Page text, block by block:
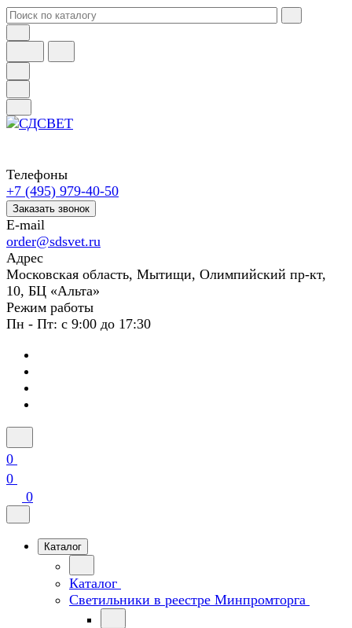
Телефоны
+7 (495) 979-40-50
Заказать звонок
E-mail
order@sdsvet.ru
Адрес
Московская область, Мытищи, Олимпийский пр-кт,
10, БЦ «Альта»
Режим работы
Пн - Пт: с 9:00 до 17:30
0
0
0
Каталог
Каталог
Светильники в реестре Минпромторга